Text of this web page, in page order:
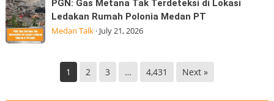
Nasional
(BGN) Nanik
9
Desa
Manunggal,
Gas
Metana
Tak
PGN: Gas Metana Tak Terdeteksi di Lokasi
Ledakan Rumah Polonia Medan PT
Medan Talk· July 21, 2026
1 2 3 … 4,431 Next »